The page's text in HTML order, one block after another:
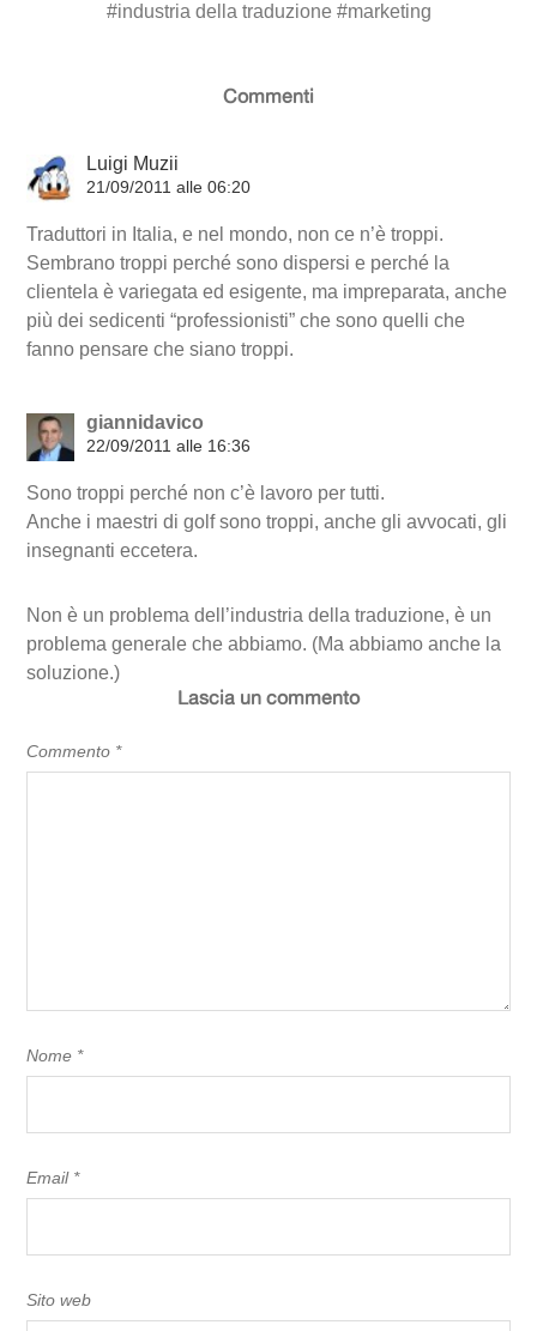
#industria della traduzione #marketing
Commenti
Luigi Muzii
21/09/2011 alle 06:20
Traduttori in Italia, e nel mondo, non ce n’è troppi.
Sembrano troppi perché sono dispersi e perché la
clientela è variegata ed esigente, ma impreparata, anche
più dei sedicenti “professionisti” che sono quelli che
fanno pensare che siano troppi.
giannidavico
22/09/2011 alle 16:36
Sono troppi perché non c’è lavoro per tutti.
Anche i maestri di golf sono troppi, anche gli avvocati, gli
insegnanti eccetera.
Non è un problema dell’industria della traduzione, è un
problema generale che abbiamo. (Ma abbiamo anche la
soluzione.)
Lascia un commento
Commento *
Nome *
Email *
Sito web